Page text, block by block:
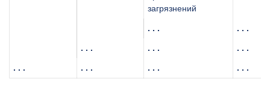
загрязнений
. . . . . .
. . . . . . . . .
. . . . . . . . . . . .